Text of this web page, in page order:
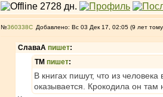
№360338 Добавлено: Вс 03 Дек 17, 02:05 (9 лет
СлаваА пишет:
ТМ пишет:
В книгах пишут, что из
оказывается. Крокодила он там